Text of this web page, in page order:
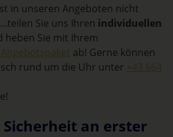
in unseren Angeboten nicht
Sie uns Ihren individuellen
heben Sie mit Ihrem
ab! Gerne können
rund um die Uhr unter +43 664
an erster